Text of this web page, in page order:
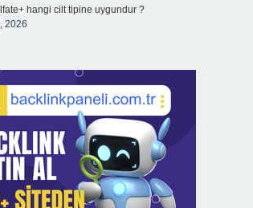
hangi cilt tipine uygundur ?
2026